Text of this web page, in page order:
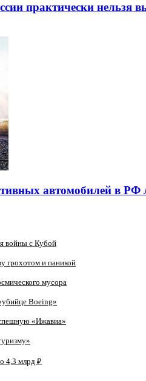
практически нельзя
автомобилей в РФ
войны с Кубой
грохотом и паникой
мусора
Boeing»
«Ижавиа»
4,3 млрд ₽